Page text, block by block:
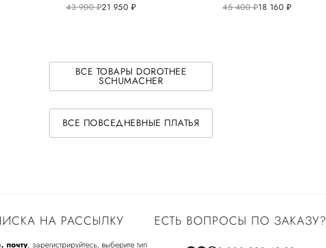
43 900руб.21 950 руб. 45 400руб.18 160 руб.
ВСЕ ТОВАРЫ DOROTHEE
SCHUMACHER
ВСЕ ПОВСЕДНЕВНЫЕ ПЛАТЬЯ
НА РАССЫЛКУ
почту, зарегистрируйтесь, выберите тип
ЕСТЬ ВОПРОСЫ ПО ЗАКАЗУ?